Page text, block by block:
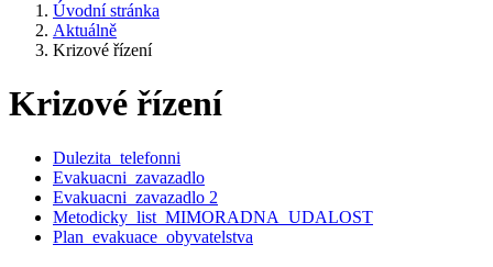
Úvodní stránka
Aktuálně
Krizové řízení
Krizové řízení
Dulezita_telefonni
Evakuacni_zavazadlo
Evakuacni_zavazadlo 2
Metodicky_list_MIMORADNA_UDALOST
Plan_evakuace_obyvatelstva